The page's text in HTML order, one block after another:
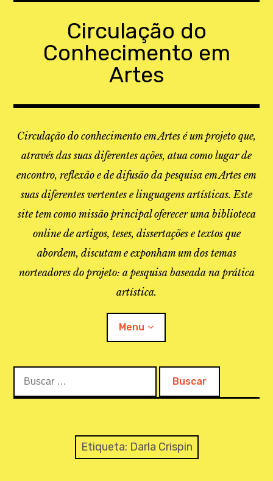
Circulação do
Conhecimento em
Artes
Circulação do conhecimento em Artes é um projeto que,
através das suas diferentes ações, atua como lugar de
encontro, reflexão e de difusão da pesquisa em Artes em
suas diferentes vertentes e linguagens artísticas. Este
site tem como missão principal oferecer uma biblioteca
online de artigos, teses, dissertações e textos que
abordem, discutam e exponham um dos temas
norteadores do projeto: a pesquisa baseada na prática
artística.
Menu
O PROJETO
Etiqueta: Darla Crispin